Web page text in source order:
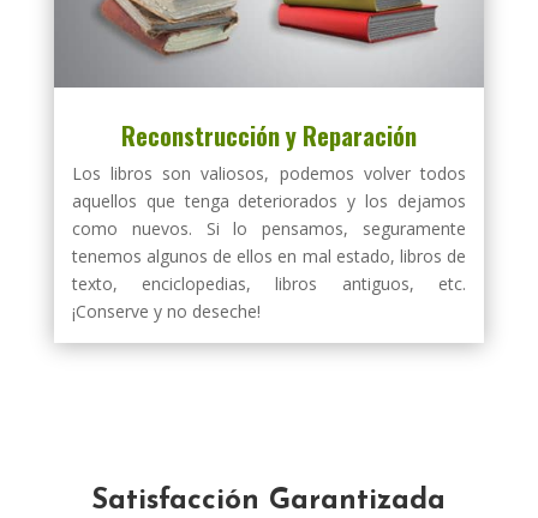
Reconstrucción y Reparación
Los libros son valiosos, podemos volver todos
aquellos que tenga deteriorados y los dejamos
como nuevos. Si lo pensamos, seguramente
tenemos algunos de ellos en mal estado, libros de
texto, enciclopedias, libros antiguos, etc.
¡Conserve y no deseche!
Satisfacción Garantizada